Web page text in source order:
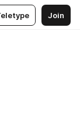
Join